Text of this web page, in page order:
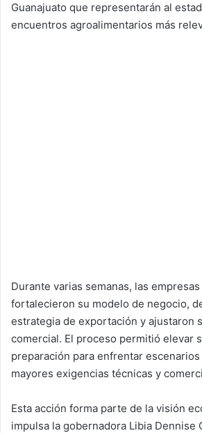
Guanajuato que representarán al
encuentros agroalimentarios más
Durante varias semanas, las
fortalecieron su modelo de negocio,
estrategia de exportación y ajustaron
comercial. El proceso permitió elevar
preparación para enfrentar
mayores exigencias técnicas y
Esta acción forma parte de la visión
impulsa la gobernadora Libia Dennise